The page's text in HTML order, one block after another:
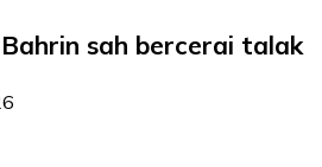
sah bercerai talak